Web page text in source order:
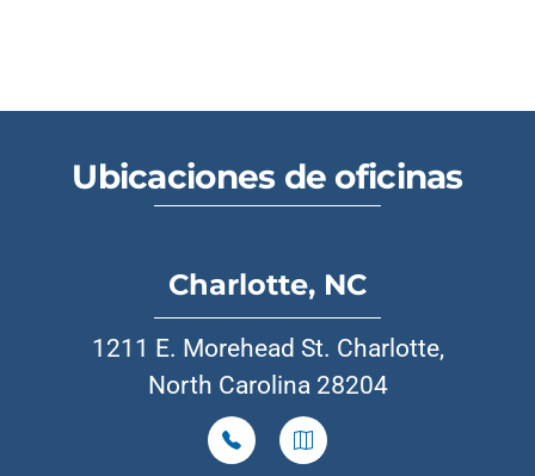
Ubicaciones de oficinas
Charlotte, NC
1211 E. Morehead St. Charlotte,
North Carolina 28204